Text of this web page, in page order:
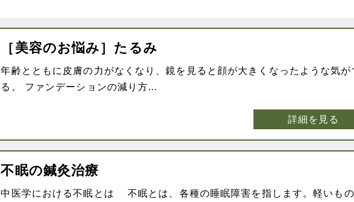
［美容のお悩み］たるみ
年齢とともに皮膚の力がなくなり、鏡を見ると顔が大きくなったような気が
る。 ファンデーションの減り方...
詳細を見る
不眠の鍼灸治療
中医学における不眠とは 不眠とは、各種の睡眠障害を指します。軽いも